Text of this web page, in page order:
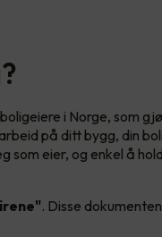
i Norge, som
på ditt bygg, din
som eier, og enkel å
. Disse